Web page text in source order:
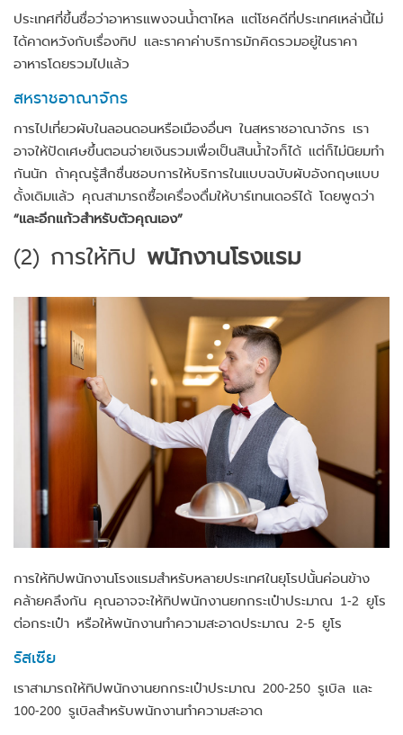
ประเทศที่ขึ้นชื่อว่าอาหารแพงจนน้ำตาไหล แต่โชคดีที่ประเทศเหล่านี้ไม่
ได้คาดหวังกับเรื่องทิป และราคาค่าบริการมักคิดรวมอยู่ในราคา
อาหารโดยรวมไปแล้ว
สหราชอาณาจักร
การไปเที่ยวผับในลอนดอนหรือเมืองอื่นๆ ในสหราชอาณาจักร เรา
อาจให้ปัดเศษขึ้นตอนจ่ายเงินรวมเพื่อเป็นสินน้ำใจก็ได้ แต่ก็ไม่นิยมทำ
กันนัก ถ้าคุณรู้สึกชื่นชอบการให้บริการในแบบฉบับผับอังกฤษแบบ
ดั้งเดิมแล้ว คุณสามารถซื้อเครื่องดื่มให้บาร์เทนเดอร์ได้ โดยพูดว่า
“และอีกแก้วสำหรับตัวคุณเอง”
(2) การให้ทิป พนักงานโรงแรม
การให้ทิปพนักงานโรงแรมสำหรับหลายประเทศในยุโรปนั้นค่อนข้าง
คล้ายคลึงกัน คุณอาจจะให้ทิปพนักงานยกกระเป๋าประมาณ 1-2 ยูโร
ต่อกระเป๋า หรือให้พนักงานทำความสะอาดประมาณ 2-5 ยูโร
รัสเซีย
เราสามารถให้ทิปพนักงานยกกระเป๋าประมาณ 200-250 รูเบิล และ
100-200 รูเบิลสำหรับพนักงานทำความสะอาด